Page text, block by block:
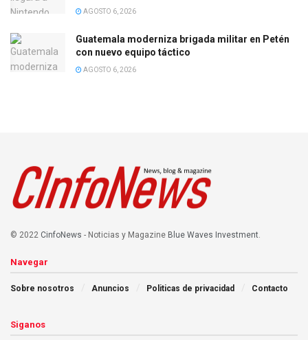
AGOSTO 6, 2026
Guatemala moderniza brigada militar en Petén
con nuevo equipo táctico
AGOSTO 6, 2026
© 2022 CinfoNews - Noticias y Magazine Blue Waves Investment.
Navegar
Sobre nosotros Anuncios Politicas de privacidad Contacto
Siganos